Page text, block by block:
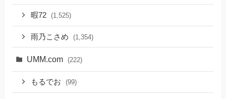
暇72 (1,525)
雨乃こさめ (1,354)
UMM.com (222)
もるでお (99)